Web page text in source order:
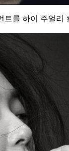
를 하이 주얼리